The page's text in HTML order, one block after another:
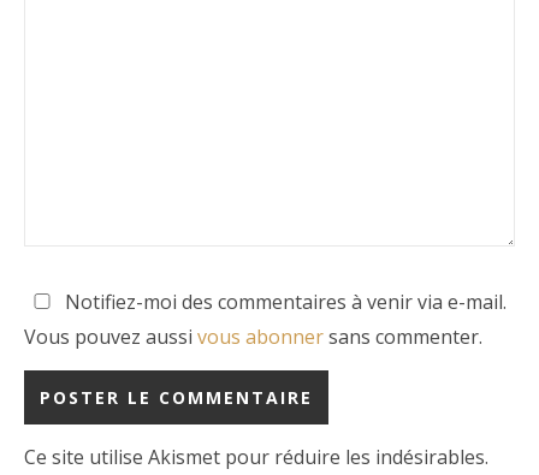
Notifiez-moi des commentaires à venir via e-mail.
Vous pouvez aussi vous abonnersans commenter.
Ce site utilise Akismet pour réduire les indésirables.